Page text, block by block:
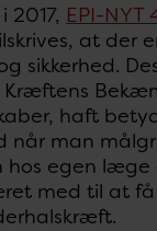
2017, EPI-NYT
at der
sikkerhed.
Kræftens
haft
når man
egen
med til at